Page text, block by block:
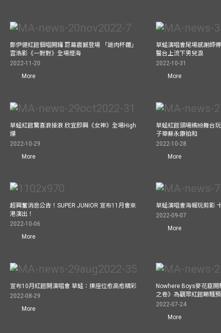
鄭伊健紅館個唱開鑼 巨幕震撼登場 「謎肉杯麵」
雲浩影《一對對》全場燈海
2022-11-20
More
草蜢演唱會尾場感謝師
醫台上流下男兒淚
2022-10-31
More
草蜢紅館驚喜浪接浪 欣宜即興《女神》全場High
爆
2022-10-29
More
草蜢紅館頭場繽紛舞台
子華蘇永康拍和
2022-10-28
More
超興奮消息公告！SUPER JUNIOR 宣布11月會來
港演出！
2022-10-06
More
草蜢演唱會海報玩剪影
2022-09-07
More
宣布10月紅館開演唱會 草蜢：揀座位愈高愈精彩
2022-08-29
More
Nowhere Boys麥花臣
之卷》為觀眾紅館睇騷
2022-07-24
More